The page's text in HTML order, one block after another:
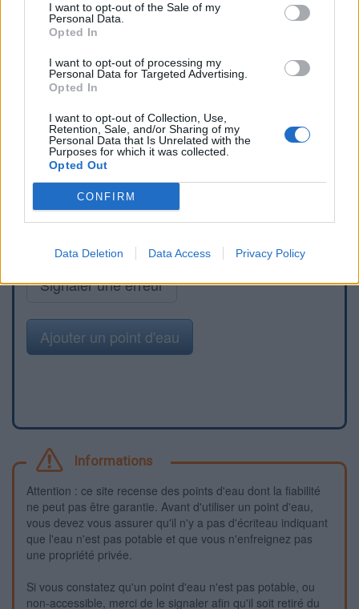
I want to opt-out of the Sale of my
Personal Data.
Opted In
I want to opt-out of processing my
Personal Data for Targeted Advertising.
Opted In
I want to opt-out of Collection, Use,
Retention, Sale, and/or Sharing of my
Personal Data that Is Unrelated with the
Purposes for which it was collected.
Opted Out
CONFIRM
Data Deletion Data Access Privacy Policy
Signaler une erreur
Ajouter un point d'eau
Informations
Attention : ce site recense des points d'eau dont la fiabilité
ne peut pas être garantie. Avant d'utiliser un point d'eau,
vous devez vous assurer qu'il n'y a pas d'écriteau indiquant
que l'eau n'est pas potable et que vous n'enfreignez pas
une propriété privée.
Si vous constatez qu'un point d'eau n'est pas potable, ou
non-accessible, merci de le signaler afin qu'il soit retiré du